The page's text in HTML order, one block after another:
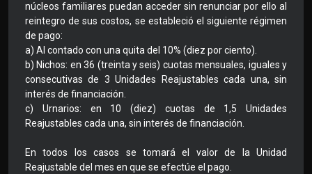
núcleos familiares puedan acceder sin renunciar por ello al
reintegro de sus costos, se estableció el siguiente régimen
de pago:
a) Al contado con una quita del 10% (diez por ciento).
b) Nichos: en 36 (treinta y seis) cuotas mensuales, iguales y
consecutivas de 3 Unidades Reajustables cada una, sin
interés de financiación.
c) Urnarios: en 10 (diez) cuotas de 1,5 Unidades
Reajustables cada una, sin interés de financiación.
En todos los casos se tomará el valor de la Unidad
Reajustable del mes en que se efectúe el pago.